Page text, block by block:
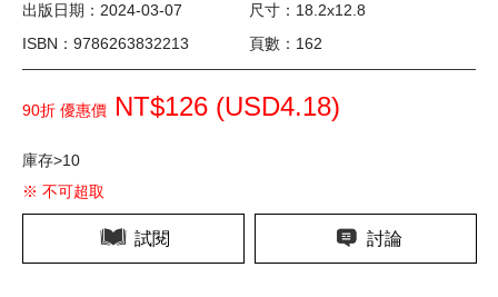
出版日期：2024-03-07
尺寸：18.2x12.8
ISBN：9786263832213
頁數：162
90折 優惠價 NT$126 (USD4.18)
庫存>10
※ 不可超取
試閱 討論